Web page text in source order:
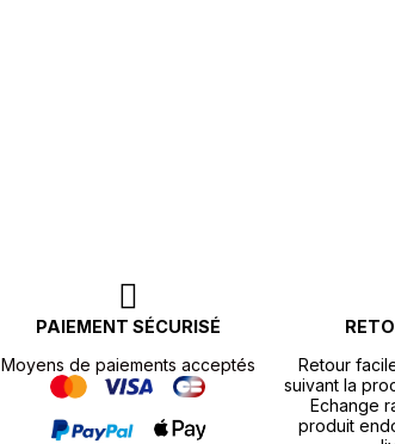
PAIEMENT SÉCURISÉ
Moyens de paiements acceptés
Retour
suivant la
Echange
produit